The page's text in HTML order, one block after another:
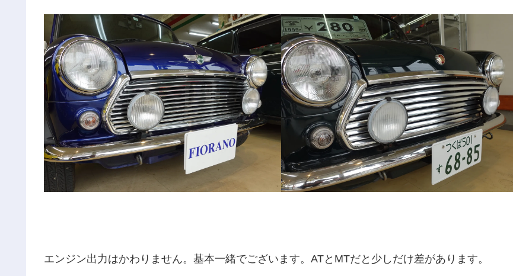
エンジン出力はかわりません。基本一緒でございます。ATとMTだと少しだけ差があります。